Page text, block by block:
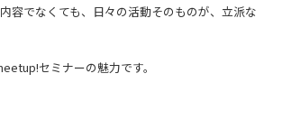
容でなくても、日々の活動そのものが、立派な
セミナーの魅力です。